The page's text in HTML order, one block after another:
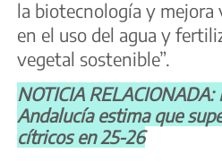
la biotecnología y mejora
en el uso del agua y
vegetal sostenible”.
NOTICIA
Andalucía estima que
cítricos en 25-26